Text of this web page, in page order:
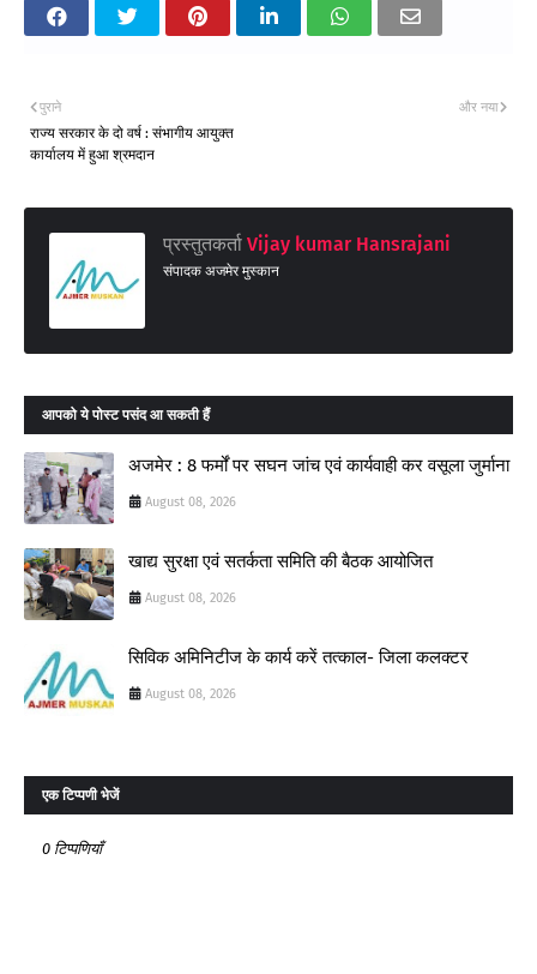
और नया
पुराने
राज्य सरकार के दो वर्ष : संभागीय आयुक्त
कार्यालय में हुआ श्रमदान
प्रस्तुतकर्ता Vijay kumar Hansrajani
संपादक अजमेर मुस्कान
आपको ये पोस्ट पसंद आ सकती हैं
अजमेर : 8 फर्मों पर सघन जांच एवं कार्यवाही कर वसूला जुर्माना
August 08, 2026
खाद्य सुरक्षा एवं सतर्कता समिति की बैठक आयोजित
August 08, 2026
सिविक अमिनिटीज के कार्य करें तत्काल- जिला कलक्टर
August 08, 2026
एक टिप्पणी भेजें
0 टिप्पणियाँ